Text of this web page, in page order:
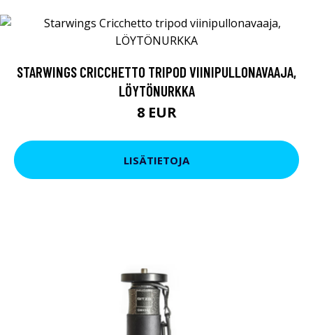
STARWINGS CRICCHETTO TRIPOD VIINIPULLONAVAAJA,
LÖYTÖNURKKA
8 EUR
LISÄTIETOJA